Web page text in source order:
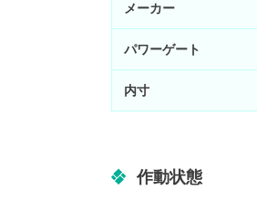
メーカー
パワーゲート
内寸
作動状態